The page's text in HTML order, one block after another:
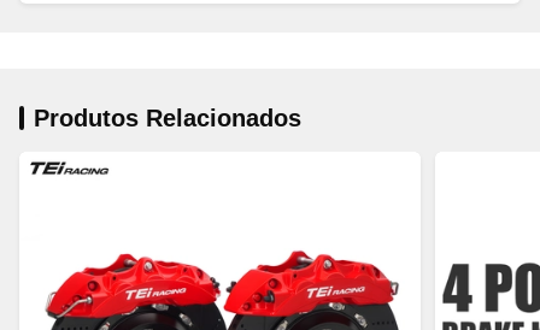
Produtos Relacionados